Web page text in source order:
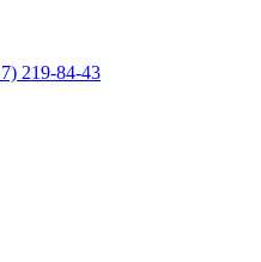
219-84-43